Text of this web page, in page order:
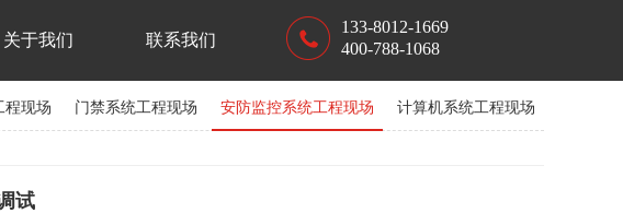
关于我们 联系我们
133-8012-1669
400-788-1068
计算机系统工程现场
安防监控系统工程现场
门禁系统工程现场
程现场
试